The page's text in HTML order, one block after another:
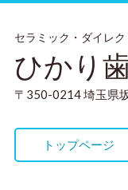
セラミック・ダイレ
ひかり
〒350-0214 埼玉県
トップページ